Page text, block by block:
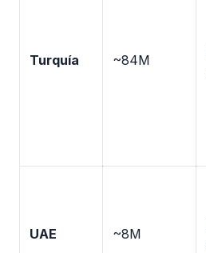
Turquía ~84M
UAE ~8M